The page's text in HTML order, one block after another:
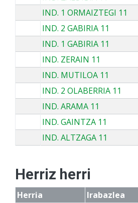
IND. 1 ORMAIZTEGI 11
IND. 2 GABIRIA 11
IND. 1 GABIRIA 11
IND. ZERAIN 11
IND. MUTILOA 11
IND. 2 OLABERRIA 11
IND. ARAMA 11
IND. GAINTZA 11
IND. ALTZAGA 11
Herriz herri
Herria Irabazlea